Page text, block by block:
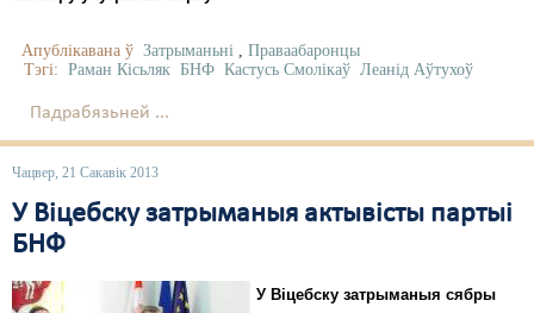
Апублікавана ў Затрыманьні , Праваабаронцы
Тэгі: Раман Кісьляк БНФ Кастусь Смолікаў Леанід Аўтухоў
Падрабязьней ...
Чацвер, 21 Сакавік 2013
У Віцебску затрыманыя актывісты партыі
БНФ
У Віцебску затрыманыя сябры
ЛПП
Мірныя сходы
Праваабаронцы
Правы дзіцяці